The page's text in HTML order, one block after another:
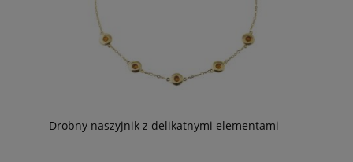
Drobny naszyjnik z delikatnymi elementami